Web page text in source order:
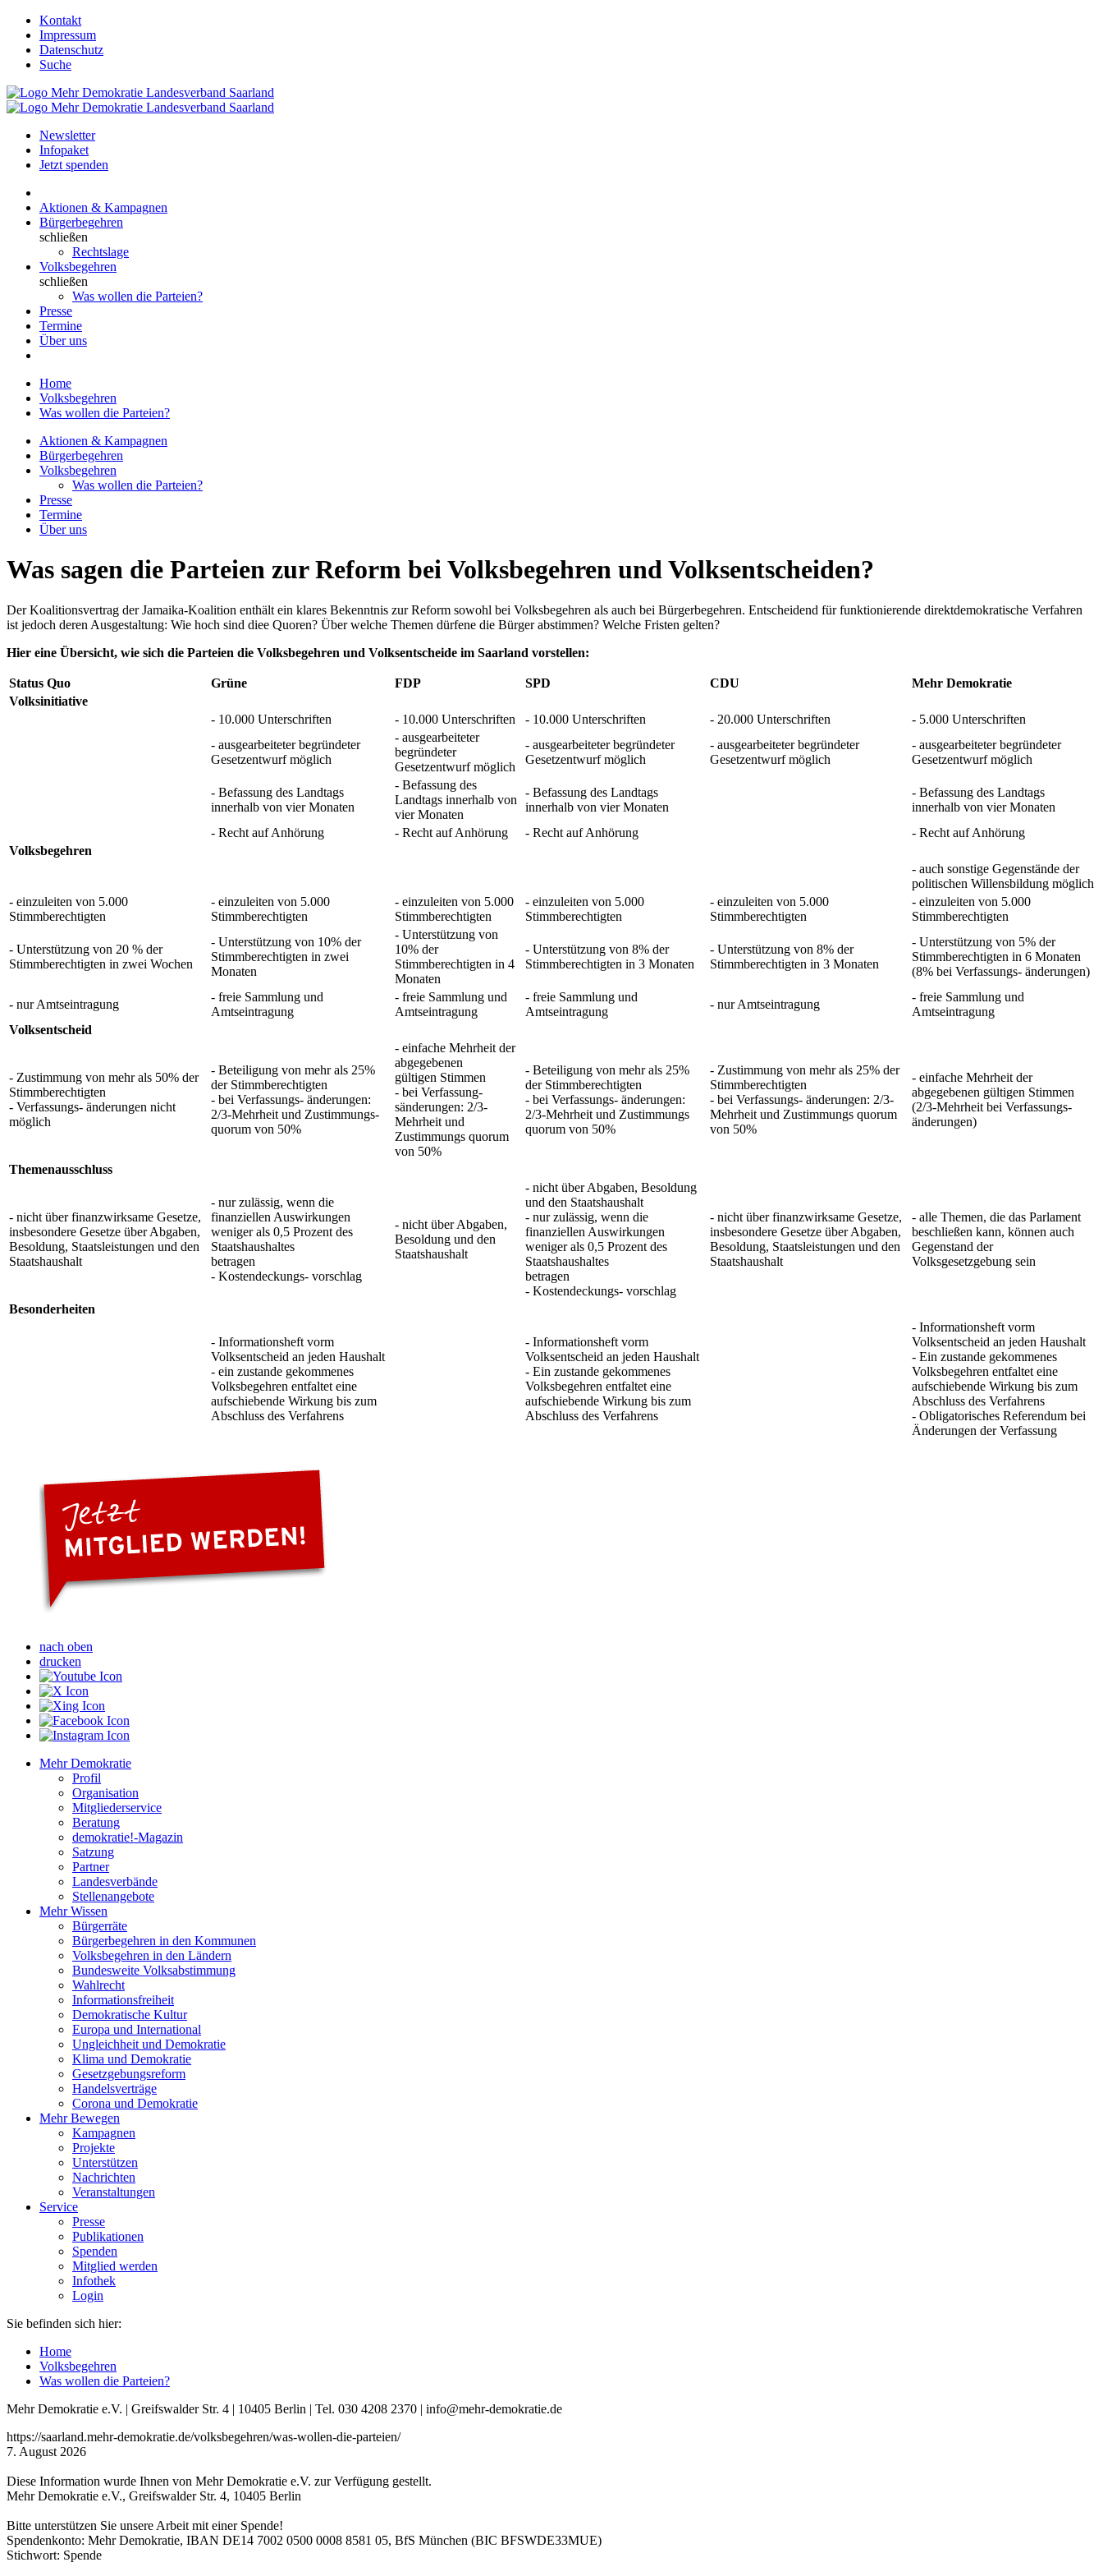
Kontakt
Impressum
Datenschutz
Suche
Newsletter
Infopaket
Jetzt spenden
Aktionen & Kampagnen
Bürgerbegehren
schließen
Rechtslage
Volksbegehren
schließen
Was wollen die Parteien?
Presse
Termine
Über uns
Home
Volksbegehren
Was wollen die Parteien?
Aktionen & Kampagnen
Bürgerbegehren
Volksbegehren
Was wollen die Parteien?
Presse
Termine
Über uns
Was sagen die Parteien zur Reform bei Volksbegehren und Volksentscheiden?
Der Koalitionsvertrag der Jamaika-Koalition enthält ein klares Bekenntnis zur Reform sowohl bei Volksbegehren als auch bei Bürgerbegehren. Entscheidend für funktionierende direktdemokratische Verfahren
ist jedoch deren Ausgestaltung: Wie hoch sind diee Quoren? Über welche Themen dürfene die Bürger abstimmen? Welche Fristen gelten?
Hier eine Übersicht, wie sich die Parteien die Volksbegehren und Volksentscheide im Saarland vorstellen:
Status Quo Grüne FDP SPD CDU
Mehr Demokratie
Volksinitiative
- 10.000 Unterschriften
- 10.000 Unterschriften - 10.000 Unterschriften - 20.000 Unterschriften
- 5.000 Unterschriften
- ausgearbeiteter begründeter
Gesetzentwurf möglich
- ausgearbeiteter
begründeter
Gesetzentwurf möglich
- ausgearbeiteter begründeter
Gesetzentwurf möglich
- ausgearbeiteter begründeter
Gesetzentwurf möglich
- ausgearbeiteter begründeter
Gesetzentwurf möglich
- Befassung des Landtags
innerhalb von vier Monaten
- Befassung des
Landtags innerhalb von
vier Monaten
- Befassung des Landtags
innerhalb von vier Monaten
- Befassung des Landtags
innerhalb von vier Monaten
- Recht auf Anhörung
- Recht auf Anhörung - Recht auf Anhörung
- Recht auf Anhörung
Volksbegehren
- auch sonstige Gegenstände der
politischen Willensbildung möglich
- einzuleiten von 5.000
Stimmberechtigten
- einzuleiten von 5.000
Stimmberechtigten
- einzuleiten von 5.000
Stimmberechtigten
- einzuleiten von 5.000
Stimmberechtigten
- einzuleiten von 5.000
Stimmberechtigten
- einzuleiten von 5.000
Stimmberechtigten
- Unterstützung von 20 % der
Stimmberechtigten in zwei Wochen
- Unterstützung von 10% der
Stimmberechtigten in zwei
Monaten
- Unterstützung von
10% der
Stimmberechtigten in 4
Monaten
- Unterstützung von 8% der
Stimmberechtigten in 3 Monaten
- Unterstützung von 8% der
Stimmberechtigten in 3 Monaten
- Unterstützung von 5% der
Stimmberechtigten in 6 Monaten
(8% bei Verfassungs- änderungen)
- nur Amtseintragung
- freie Sammlung und
Amtseintragung
- freie Sammlung und
Amtseintragung
- freie Sammlung und
Amtseintragung
- nur Amtseintragung
- freie Sammlung und
Amtseintragung
Volksentscheid
- Zustimmung von mehr als 50% der
Stimmberechtigten
- Verfassungs- änderungen nicht
möglich
- Beteiligung von mehr als 25%
der Stimmberechtigten
- bei Verfassungs- änderungen:
2/3-Mehrheit und Zustimmungs-
quorum von 50%
- einfache Mehrheit der
abgegebenen
gültigen Stimmen
- bei Verfassung-
sänderungen: 2/3-
Mehrheit und
Zustimmungs quorum
von 50%
- Beteiligung von mehr als 25%
der Stimmberechtigten
- bei Verfassungs- änderungen:
2/3-Mehrheit und Zustimmungs
quorum von 50%
- Zustimmung von mehr als 25% der
Stimmberechtigten
- bei Verfassungs- änderungen: 2/3-
Mehrheit und Zustimmungs quorum
von 50%
- einfache Mehrheit der
abgegebenen gültigen Stimmen
(2/3-Mehrheit bei Verfassungs-
änderungen)
Themenausschluss
- nicht über finanzwirksame Gesetze,
insbesondere Gesetze über Abgaben,
Besoldung, Staatsleistungen und den
Staatshaushalt
- nur zulässig, wenn die
finanziellen Auswirkungen
weniger als 0,5 Prozent des
Staatshaushaltes
betragen
- Kostendeckungs- vorschlag
- nicht über Abgaben,
Besoldung und den
Staatshaushalt
- nicht über Abgaben, Besoldung
und den Staatshaushalt
- nur zulässig, wenn die
finanziellen Auswirkungen
weniger als 0,5 Prozent des
Staatshaushaltes
betragen
- Kostendeckungs- vorschlag
- nicht über finanzwirksame Gesetze,
insbesondere Gesetze über Abgaben,
Besoldung, Staatsleistungen und den
Staatshaushalt
- alle Themen, die das Parlament
beschließen kann, können auch
Gegenstand der
Volksgesetzgebung sein
Besonderheiten
- Informationsheft vorm
Volksentscheid an jeden Haushalt
- ein zustande gekommenes
Volksbegehren entfaltet eine
aufschiebende Wirkung bis zum
Abschluss des Verfahrens
- Informationsheft vorm
Volksentscheid an jeden Haushalt
- Ein zustande gekommenes
Volksbegehren entfaltet eine
aufschiebende Wirkung bis zum
Abschluss des Verfahrens
- Informationsheft vorm
Volksentscheid an jeden Haushalt
- Ein zustande gekommenes
Volksbegehren entfaltet eine
aufschiebende Wirkung bis zum
Abschluss des Verfahrens
- Obligatorisches Referendum bei
Änderungen der Verfassung
nach oben
drucken
Mehr Demokratie
Profil
Organisation
Mitgliederservice
Beratung
demokratie!-Magazin
Satzung
Partner
Landesverbände
Stellenangebote
Mehr Wissen
Bürgerräte
Bürgerbegehren in den Kommunen
Volksbegehren in den Ländern
Bundesweite Volksabstimmung
Wahlrecht
Informationsfreiheit
Demokratische Kultur
Europa und International
Ungleichheit und Demokratie
Klima und Demokratie
Gesetzgebungsreform
Handelsverträge
Corona und Demokratie
Mehr Bewegen
Kampagnen
Projekte
Unterstützen
Nachrichten
Veranstaltungen
Service
Presse
Publikationen
Spenden
Mitglied werden
Infothek
Login
Sie befinden sich hier:
Home
Volksbegehren
Was wollen die Parteien?
Mehr Demokratie e.V. | Greifswalder Str. 4 | 10405 Berlin | Tel. 030 4208 2370 | info@mehr-demokratie.de
https://saarland.mehr-demokratie.de/volksbegehren/was-wollen-die-parteien/
7. August 2026
Diese Information wurde Ihnen von Mehr Demokratie e.V. zur Verfügung gestellt.
Mehr Demokratie e.V., Greifswalder Str. 4, 10405 Berlin
Bitte unterstützen Sie unsere Arbeit mit einer Spende!
Spendenkonto: Mehr Demokratie, IBAN DE14 7002 0500 0008 8581 05, BfS München (BIC BFSWDE33MUE)
Stichwort: Spende